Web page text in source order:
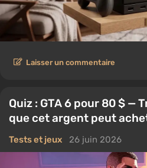
Laisser un commentaire
Quiz : GTA 6 pour 80 $ —
que cet argent peut
Tests et jeux 26 juin 2026